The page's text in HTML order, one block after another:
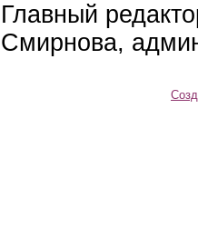
Главный
Смирнова,